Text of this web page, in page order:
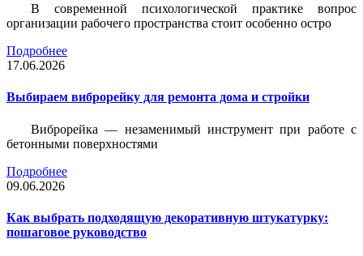
В современной психологической практике вопрос
организации рабочего пространства стоит особенно остро
Подробнее
17.06.2026
Выбираем виброрейку для ремонта дома и стройки
Виброрейка — незаменимый инструмент при работе с
бетонными поверхностями
Подробнее
09.06.2026
Как выбрать подходящую декоративную штукатурку:
пошаговое руководство